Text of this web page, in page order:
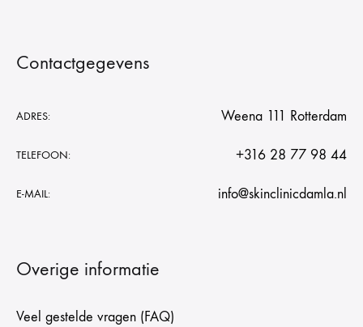
Contactgegevens
ADRES: Weena 111 Rotterdam
TELEFOON: +316 28 77 98 44
E-MAIL: info@skinclinicdamla.nl
Overige informatie
Veel gestelde vragen (FAQ)